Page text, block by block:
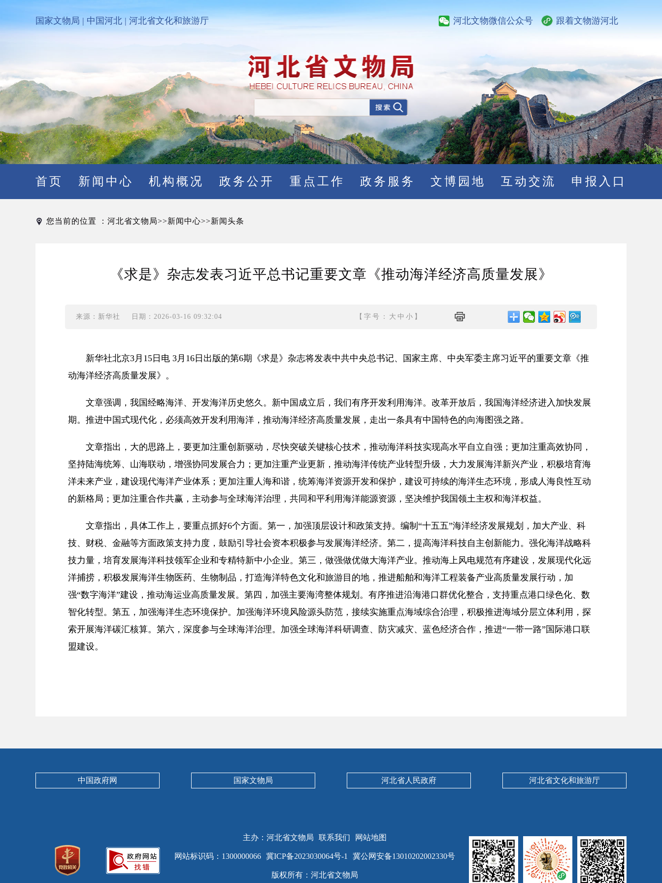
国家文物局 | 中国河北|河北省文化和旅游厅 河北文物微信公众号 跟着文物游河北
首页 新闻中心 机构概况 政务公开 重点工作 政务服务 文博园地 互动交流 申报入口
您当前的位置 ： 河北省文物局>>新闻中心>>新闻头条
《求是》杂志发表习近平总书记重要文章《推动海洋经济高质量发展》
来源：新华社 日期：2026-03-16 09:32:04 【字号： 大 中 小 】
新华社北京3月15日电 3月16日出版的第6期《求是》杂志将发表中共中央总书记、国家主席、中央军委主席习近平的重要文章《推
动海洋经济高质量发展》。
文章强调，我国经略海洋、开发海洋历史悠久。新中国成立后，我们有序开发利用海洋。改革开放后，我国海洋经济进入加快发展
期。推进中国式现代化，必须高效开发利用海洋，推动海洋经济高质量发展，走出一条具有中国特色的向海图强之路。
文章指出，大的思路上，要更加注重创新驱动，尽快突破关键核心技术，推动海洋科技实现高水平自立自强；更加注重高效协同，
坚持陆海统筹、山海联动，增强协同发展合力；更加注重产业更新，推动海洋传统产业转型升级，大力发展海洋新兴产业，积极培育海
洋未来产业，建设现代海洋产业体系；更加注重人海和谐，统筹海洋资源开发和保护，建设可持续的海洋生态环境，形成人海良性互动
的新格局；更加注重合作共赢，主动参与全球海洋治理，共同和平利用海洋能源资源，坚决维护我国领土主权和海洋权益。
文章指出，具体工作上，要重点抓好6个方面。第一，加强顶层设计和政策支持。编制“十五五”海洋经济发展规划，加大产业、科
技、财税、金融等方面政策支持力度，鼓励引导社会资本积极参与发展海洋经济。第二，提高海洋科技自主创新能力。强化海洋战略科
技力量，培育发展海洋科技领军企业和专精特新中小企业。第三，做强做优做大海洋产业。推动海上风电规范有序建设，发展现代化远
洋捕捞，积极发展海洋生物医药、生物制品，打造海洋特色文化和旅游目的地，推进船舶和海洋工程装备产业高质量发展行动，加
强“数字海洋”建设，推动海运业高质量发展。第四，加强主要海湾整体规划。有序推进沿海港口群优化整合，支持重点港口绿色化、数
智化转型。第五，加强海洋生态环境保护。加强海洋环境风险源头防范，接续实施重点海域综合治理，积极推进海域分层立体利用，探
索开展海洋碳汇核算。第六，深度参与全球海洋治理。加强全球海洋科研调查、防灾减灾、蓝色经济合作，推进“一带一路”国际港口联
盟建设。
中国政府网 国家文物局 河北省人民政府 河北省文化和旅游厅
主办：河北省文物局 联系我们 网站地图
网站标识码：1300000066 冀ICP备2023030064号-1 冀公网安备13010202002330号
版权所有：河北省文物局